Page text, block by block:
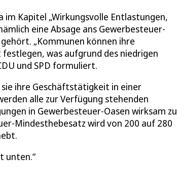
im Kapitel „Wirkungsvolle Entlastungen,
eine Absage ans Gewerbesteuer-
„Kommunen können ihre
was aufgrund des niedrigen
und SPD formuliert.
ihre Geschäftstätigkeit in einer
alle zur Verfügung stehenden
in Gewerbesteuer-Oasen wirksam zu
Mindesthebesatz wird von 200 auf 280
unten.